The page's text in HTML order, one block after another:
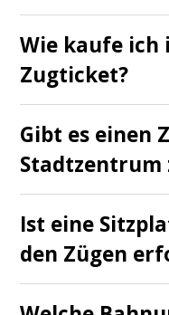
hlavni nadrazi
Masarykovo
und Praha-
Wie kaufe ich
Zugticket?
an Automaten,
der
Apps.
Gibt es einen
Stadtzentrum
Zugverbindung
Flughafen. Sie
Praha-Veleslavin
Ist eine
den Zügen